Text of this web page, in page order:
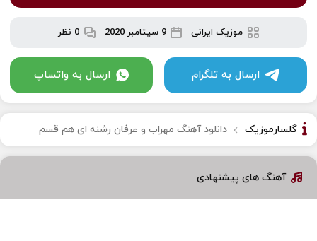
موزیک ایرانی 9 سپتامبر 2020 0 نظر
ارسال به تلگرام ارسال به واتساپ
گلسارموزیک دانلود آهنگ مهراب و عرفان رشنه ای هم قسم
آهنگ های پیشنهادی